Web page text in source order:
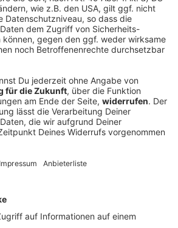
Trigger und Nervensystem,
basierend auf einem
Gespräch im Mindseed-
Podcast. Sie erklärt, was
sie das Nervensystem
beeinflussen und wie man
lernen kann, damit
umzugehen.
06.07.2026 16:00 / 19min
Kathie ihre Gedanken zum
Nervensystem, basierend auf
im Mindseed-Podcast. Sie
wirklich sind, wie sie das
06.07.2026 16:00 / 19min